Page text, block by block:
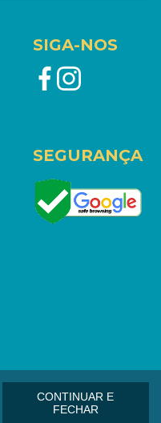
SIGA-NOS
SEGURANÇA
CONTINUAR E
FECHAR